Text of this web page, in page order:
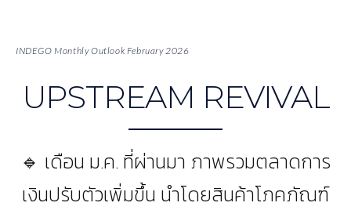
INDEGO Monthly Outlook February 2026
UPSTREAM REVIVAL
🔹 เดือน ม.ค. ที่ผ่านมา ภาพรวมตลาดการ
เงินปรับตัวเพิ่มขึ้น นำโดยสินค้าโภคภัณฑ์